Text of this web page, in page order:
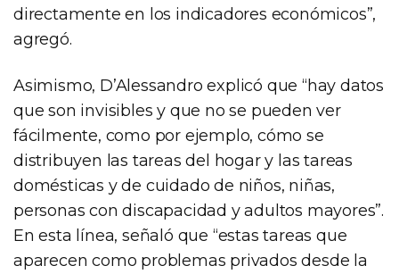
directamente en los indicadores económicos”,
agregó.
Asimismo, D’Alessandro explicó que “hay datos
que son invisibles y que no se pueden ver
fácilmente, como por ejemplo, cómo se
distribuyen las tareas del hogar y las tareas
domésticas y de cuidado de niños, niñas,
personas con discapacidad y adultos mayores”.
En esta línea, señaló que “estas tareas que
aparecen como problemas privados desde la